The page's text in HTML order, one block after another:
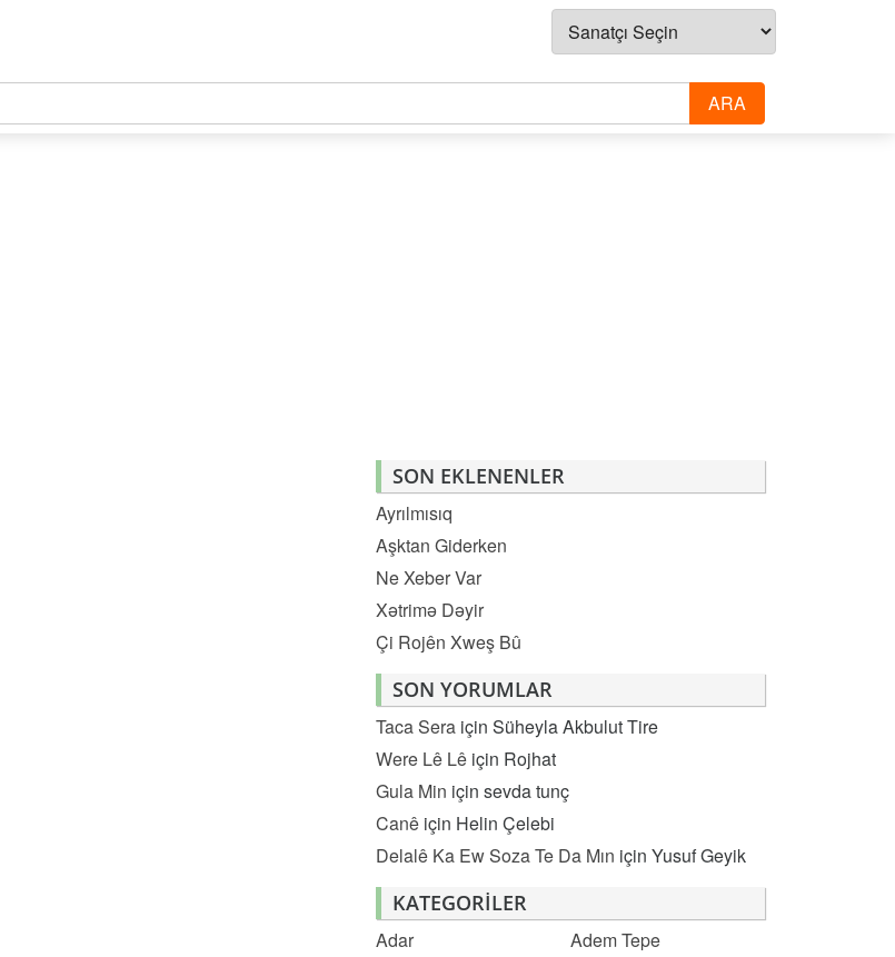
SON EKLENENLER
Ayrılmısıq
Aşktan Giderken
Ne Xeber Var
Xətrimə Dəyir
Çi Rojên Xweş Bû
SON YORUMLAR
Taca Sera için Süheyla Akbulut Tire
Were Lê Lê için Rojhat
Gula Min için sevda tunç
Canê için Helin Çelebi
Delalê Ka Ew Soza Te Da Mın için Yusuf Geyik
KATEGORILER
Adar
Adem Tepe